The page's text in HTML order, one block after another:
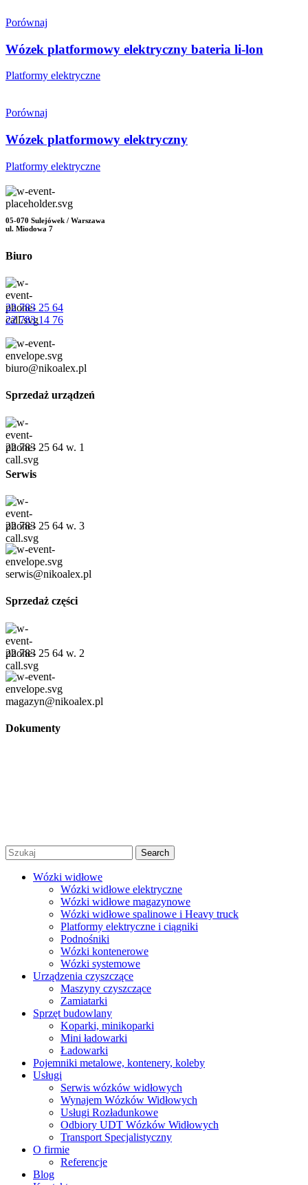
Porównaj
Wózek platformowy elektryczny bateria li-lon
Platformy elektryczne
Porównaj
Wózek platformowy elektryczny
Platformy elektryczne
05-070 Sulejówek / Warszawa
ul. Miodowa 7
Biuro
22 783 25 64
22 783 14 76
biuro@nikoalex.pl
Sprzedaż urządzeń
22 783 25 64 w. 1
Serwis
22 783 25 64 w. 3
serwis@nikoalex.pl
Sprzedaż części
22 783 25 64 w. 2
magazyn@nikoalex.pl
Dokumenty
Search
Wózki widłowe
Wózki widłowe elektryczne
Wózki widłowe magazynowe
Wózki widłowe spalinowe i Heavy truck
Platformy elektryczne i ciągniki
Podnośniki
Wózki kontenerowe
Wózki systemowe
Urządzenia czyszczące
Maszyny czyszczące
Zamiatarki
Sprzęt budowlany
Koparki, minikoparki
Mini ładowarki
Ładowarki
Pojemniki metalowe, kontenery, koleby
Usługi
Serwis wózków widłowych
Wynajem Wózków Widłowych
Usługi Rozładunkowe
Odbiory UDT Wózków Widłowych
Transport Specjalistyczny
O firmie
Referencje
Blog